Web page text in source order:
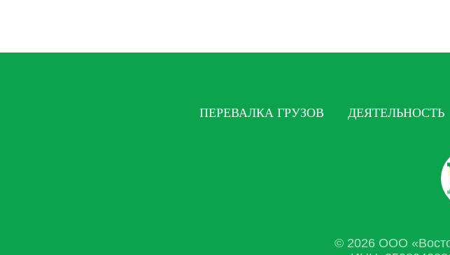
ПЕРЕВАЛКА ГРУЗОВ ДЕЯТЕЛЬНОСТЬ
© 2026 ООО